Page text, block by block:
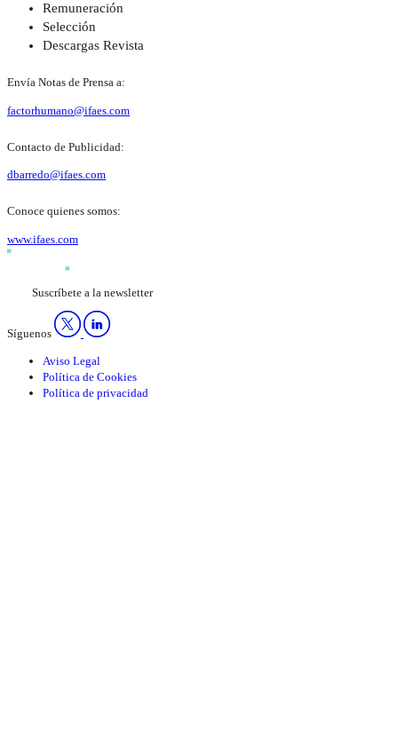
Remuneración
Selección
Descargas Revista
Envía Notas de Prensa a:
factorhumano@ifaes.com
Contacto de Publicidad:
dbarredo@ifaes.com
Conoce quienes somos:
www.ifaes.com
Suscríbete a la newsletter
Síguenos
Aviso Legal
Política de Cookies
Política de privacidad